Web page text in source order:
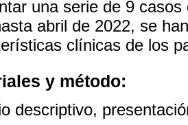
una serie de 9
abril de 2022, se
clínicas de los
y método:
descriptivo,